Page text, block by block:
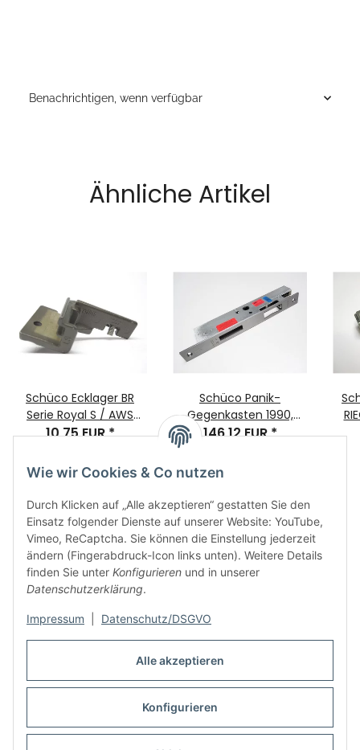
Alle akzeptieren
Konfigurieren
Wie wir Cookies & Co nutzen
Durch Klicken auf „Alle akzeptieren“ gestatten Sie den
Einsatz folgender Dienste auf unserer Website: YouTube,
Vimeo, ReCaptcha. Sie können die Einstellung jederzeit
ändern (Fingerabdruck-Icon links unten). Weitere Details
finden Sie unter Konfigurieren und in unserer
Datenschutzerklärung.
Impressum Datenschutz/DSGVO
Benachrichtigen, wenn verfügbar
Ähnliche Artikel
Schüco Ecklager BR
Serie Royal S / AWS
BROA DIN Links Bauteilnr.
10,75 EUR*
Schüco Panik-
Gegenkasten 1990,
38Dorn 9Nuss RA:M6
146,12 EUR*
Informationen
Rechtliches
Vertrag widerrufen